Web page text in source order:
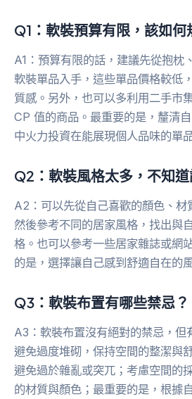
Q1：軟裝預算有限，該如何
A1：預算有限的話，建議先從抱枕
軟裝單品入手，這些單品價格較低
質感。另外，也可以多利用二手市
CP 值的商品。最重要的是，釐清
中火力投資在能展現個人品味的單
Q2：軟裝風格太多，不知道
A2：可以先從自己喜歡的顏色、材
然後參考不同的居家風格，找出與
格。也可以參考一些居家雜誌或網
的是，選擇讓自己感到舒適自在的
Q3：軟裝布置有哪些禁忌？
A3：軟裝布置沒有絕對的禁忌，但
避免過度堆砌，保持空間的整潔與
避免過於雜亂或突兀；考慮空間的
的材質與顏色；最重要的是，根據